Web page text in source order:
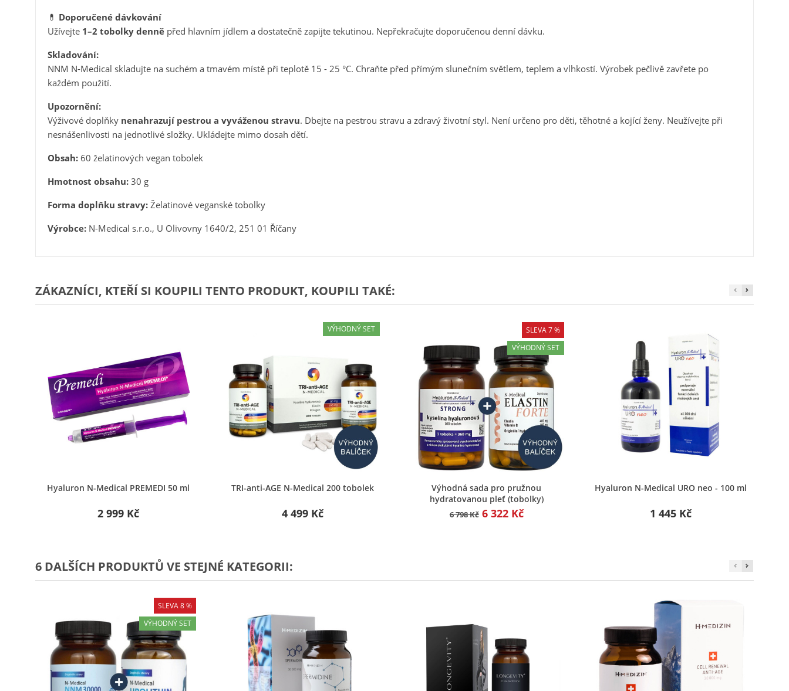
💊 Doporučené dávkování
Užívejte 1–2 tobolky denně před hlavním jídlem a dostatečně zapijte tekutinou. Nepřekračujte doporučenou denní dávku.
Skladování:
NNM N-Medical skladujte na suchém a tmavém místě při teplotě 15 - 25 °C. Chraňte před přímým slunečním světlem, teplem a vlhkostí. Výrobek pečlivě zavřete po
každém použití.
Upozornění:
Výživové doplňky nenahrazují pestrou a vyváženou stravu. Dbejte na pestrou stravu a zdravý životní styl. Není určeno pro děti, těhotné a kojící ženy. Neužívejte při
nesnášenlivosti na jednotlivé složky. Ukládejte mimo dosah dětí.
Obsah: 60 želatinových vegan tobolek
Hmotnost obsahu: 30 g
Forma doplňku stravy: Želatinové veganské tobolky
Výrobce: N-Medical s.r.o., U Olivovny 1640/2, 251 01 Říčany
ZÁKAZNÍCI, KTEŘÍ SI KOUPILI TENTO PRODUKT, KOUPILI TAKÉ:
Rychlý náhled
Hyaluron N-Medical PREMEDI 50 ml
2 999 Kč
VÝHODNÝ SET
Rychlý náhled
TRI-anti-AGE N-Medical 200 tobolek
4 499 Kč
SLEVA 7 %
VÝHODNÝ SET
Rychlý náhled
Výhodná sada pro pružnou
hydratovanou pleť (tobolky)
6 798 Kč 6 322 Kč
Rychlý náhled
Hyaluron N-Medical URO neo - 100 ml
1 445 Kč
6 DALŠÍCH PRODUKTŮ VE STEJNÉ KATEGORII:
SLEVA 8 %
VÝHODNÝ SET
oblíbených produktů.
Zrušit Přihlásit se